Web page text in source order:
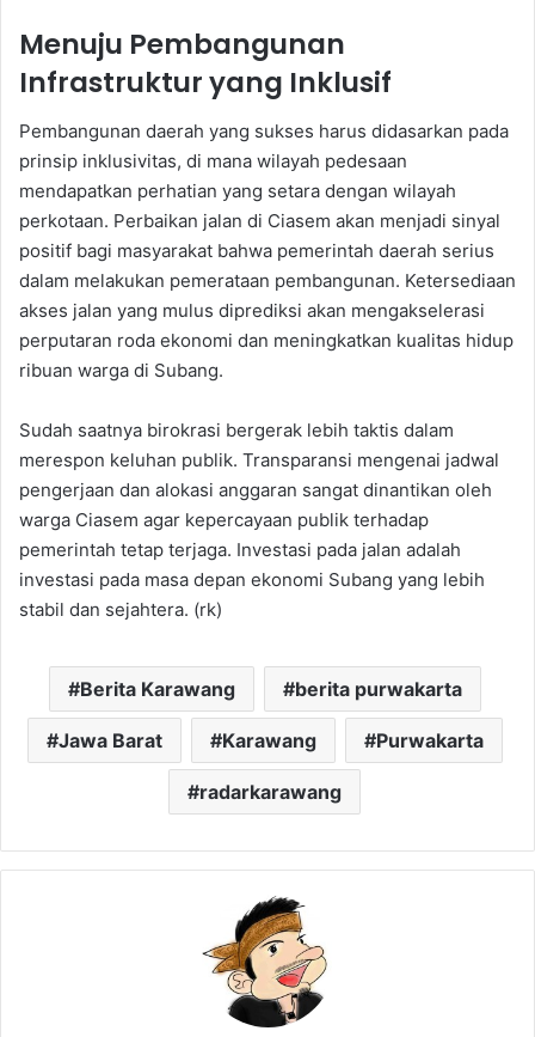
Menuju Pembangunan
Infrastruktur yang Inklusif
Pembangunan daerah yang sukses harus didasarkan pada
prinsip inklusivitas, di mana wilayah pedesaan
mendapatkan perhatian yang setara dengan wilayah
perkotaan. Perbaikan jalan di Ciasem akan menjadi sinyal
positif bagi masyarakat bahwa pemerintah daerah serius
dalam melakukan pemerataan pembangunan. Ketersediaan
akses jalan yang mulus diprediksi akan mengakselerasi
perputaran roda ekonomi dan meningkatkan kualitas hidup
ribuan warga di Subang.
Sudah saatnya birokrasi bergerak lebih taktis dalam
merespon keluhan publik. Transparansi mengenai jadwal
pengerjaan dan alokasi anggaran sangat dinantikan oleh
warga Ciasem agar kepercayaan publik terhadap
pemerintah tetap terjaga. Investasi pada jalan adalah
investasi pada masa depan ekonomi Subang yang lebih
stabil dan sejahtera. (rk)
Berita Karawang berita purwakarta
Jawa Barat Karawang Purwakarta
radarkarawang